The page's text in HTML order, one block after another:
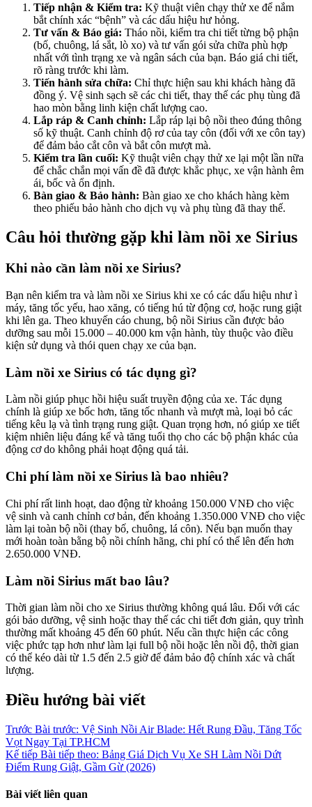
Tiếp nhận & Kiểm tra: Kỹ thuật viên chạy thử xe để nắm
bắt chính xác “bệnh” và các dấu hiệu hư hỏng.
Tư vấn & Báo giá: Tháo nồi, kiểm tra chi tiết từng bộ phận
(bố, chuông, lá sắt, lò xo) và tư vấn gói sửa chữa phù hợp
nhất với tình trạng xe và ngân sách của bạn. Báo giá chi tiết,
rõ ràng trước khi làm.
Tiến hành sửa chữa: Chỉ thực hiện sau khi khách hàng đã
đồng ý. Vệ sinh sạch sẽ các chi tiết, thay thế các phụ tùng đã
hao mòn bằng linh kiện chất lượng cao.
Lắp ráp & Canh chỉnh: Lắp ráp lại bộ nồi theo đúng thông
số kỹ thuật. Canh chỉnh độ rơ của tay côn (đối với xe côn tay)
để đảm bảo cắt côn và bắt côn mượt mà.
Kiểm tra lần cuối: Kỹ thuật viên chạy thử xe lại một lần nữa
để chắc chắn mọi vấn đề đã được khắc phục, xe vận hành êm
ái, bốc và ổn định.
Bàn giao & Bảo hành: Bàn giao xe cho khách hàng kèm
theo phiếu bảo hành cho dịch vụ và phụ tùng đã thay thế.
Câu hỏi thường gặp khi làm nồi xe Sirius
Khi nào cần làm nồi xe Sirius?
Bạn nên kiểm tra và làm nồi xe Sirius khi xe có các dấu hiệu như ì
máy, tăng tốc yếu, hao xăng, có tiếng hú từ động cơ, hoặc rung giật
khi lên ga. Theo khuyến cáo chung, bộ nồi Sirius cần được bảo
dưỡng sau mỗi 15.000 – 40.000 km vận hành, tùy thuộc vào điều
kiện sử dụng và thói quen chạy xe của bạn.
Làm nồi xe Sirius có tác dụng gì?
Làm nồi giúp phục hồi hiệu suất truyền động của xe. Tác dụng
chính là giúp xe bốc hơn, tăng tốc nhanh và mượt mà, loại bỏ các
tiếng kêu lạ và tình trạng rung giật. Quan trọng hơn, nó giúp xe tiết
kiệm nhiên liệu đáng kể và tăng tuổi thọ cho các bộ phận khác của
động cơ do không phải hoạt động quá tải.
Chi phí làm nồi xe Sirius là bao nhiêu?
Chi phí rất linh hoạt, dao động từ khoảng 150.000 VNĐ cho việc
vệ sinh và canh chỉnh cơ bản, đến khoảng 1.350.000 VNĐ cho việc
làm lại toàn bộ nồi (thay bố, chuông, lá côn). Nếu bạn muốn thay
mới hoàn toàn bằng bộ nồi chính hãng, chi phí có thể lên đến hơn
2.650.000 VNĐ.
Làm nồi Sirius mất bao lâu?
Thời gian làm nồi cho xe Sirius thường không quá lâu. Đối với các
gói bảo dưỡng, vệ sinh hoặc thay thế các chi tiết đơn giản, quy trình
thường mất khoảng 45 đến 60 phút. Nếu cần thực hiện các công
việc phức tạp hơn như làm lại full bộ nồi hoặc lên nồi độ, thời gian
có thể kéo dài từ 1.5 đến 2.5 giờ để đảm bảo độ chính xác và chất
lượng.
Điều hướng bài viết
Trước Bài trước: Vệ Sinh Nồi Air Blade: Hết Rung Đầu, Tăng Tốc
Vọt Ngay Tại TP.HCM
Kế tiếp Bài tiếp theo: Bảng Giá Dịch Vụ Xe SH Làm Nồi Dứt
Điểm Rung Giật, Gầm Gừ (2026)
Bài viết liên quan